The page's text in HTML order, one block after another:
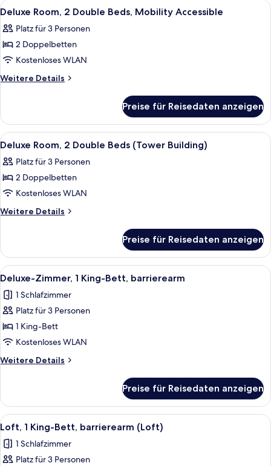
Alle
Fotos
für
Deluxe
Room,
2
Mobility
Accessible
anzeigen
Ein Hotelzimmer mit zwei Betten,
5
Deluxe Room, 2 Double Beds, Mobility Accessible
Platz für 3 Personen
2 Doppelbetten
Kostenloses WLAN
Weitere Details
Weitere
Room,
Double
Mobility
Accessible
Preise für Reisedaten anzeigen
Alle
Fotos
für
Deluxe
Room,
2
(Tower
Building)
anzeigen
Ein Hotelzimmer mit Bett,
3
Deluxe Room, 2 Double Beds (Tower Building)
Platz für 3 Personen
2 Doppelbetten
Kostenloses WLAN
Weitere Details
Weitere
Room,
Double
(Tower
Building)
Preise für Reisedaten anzeigen
Alle
Fotos
für
Deluxe-
Zimmer,
1 King-
Bett,
barrierearm
Bettwäsche aus ägyptischer
5
Deluxe-Zimmer, 1 King-Bett, barrierearm
1 Schlafzimmer
Platz für 3 Personen
1 King-Bett
Kostenloses WLAN
Weitere Details
Weitere
Zimmer,
1 King-
Bett,
barrierearm
Preise für Reisedaten anzeigen
Alle
Fotos
für
Loft,
Ein Himmelbett mit einem weißen
5
Loft, 1 King-Bett, barrierearm (Loft)
1 Schlafzimmer
Platz für 3 Personen